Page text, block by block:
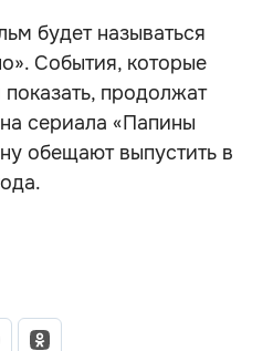
будет называться
События, которые
продолжат
сериала «Папины
обещают выпустить в